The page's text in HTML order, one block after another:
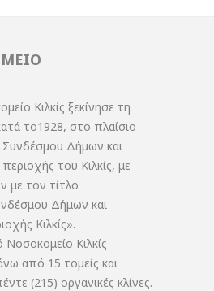
Κιλκίς ξεκίνησε τη
το1928, στο πλαίσιο
Συνδέσμου Δήμων και
του Κιλκίς, με
με τον τίτλο
Δήμων και
Κιλκίς».
Νοσοκομείο Κιλκίς
από 15 τομείς και
(215) οργανικές κλίνες.